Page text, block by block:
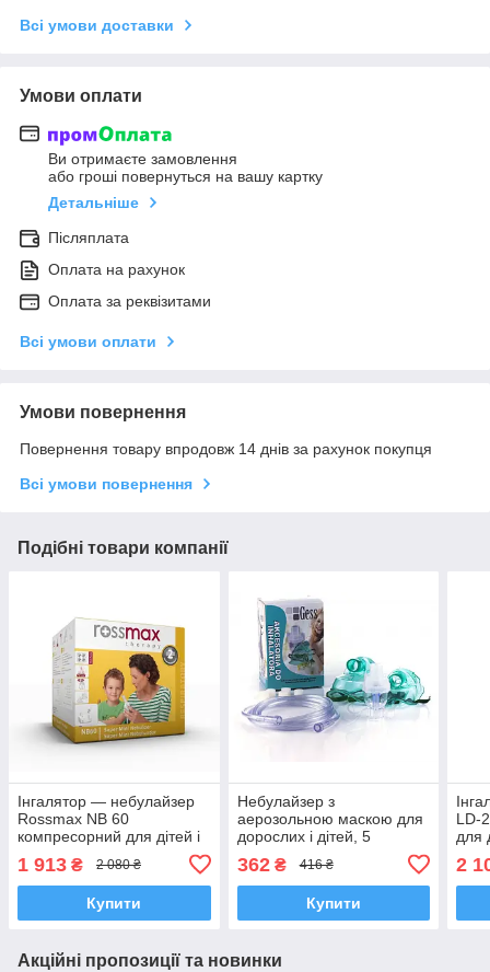
Всі умови доставки
Умови оплати
Ви отримаєте замовлення
або гроші повернуться на вашу картку
Детальніше
Післяплата
Оплата на рахунок
Оплата за реквізитами
Всі умови оплати
Умови повернення
Повернення товару впродовж 14 днів за рахунок покупця
Всі умови повернення
Подібні товари компанії
Інгалятор — небулайзер
Rossmax NB 60
компресорний для дітей і
1 913 ₴ 2 080 ₴
Купити
Небулайзер з
аерозольною маскою для
дорослих і дітей, 5
362₴ 416 ₴
Купити
LD-
для
2
Акційні пропозиції та новинки